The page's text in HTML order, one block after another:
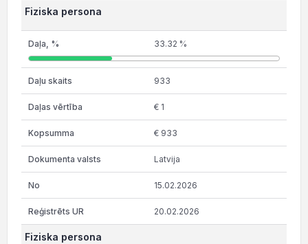
Fiziska persona
33.32 %
933
€ 1
€ 933
Latvija
15.02.2026
20.02.2026
Fiziska persona